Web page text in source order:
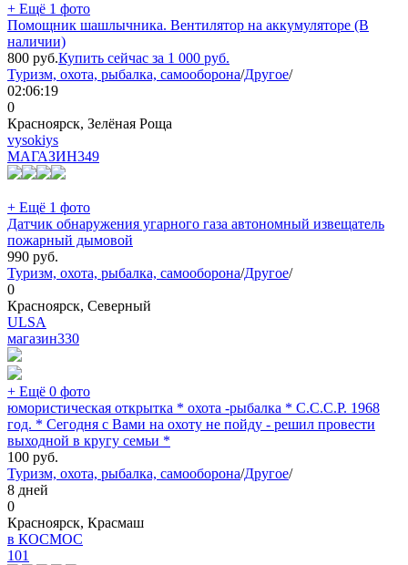
+ Ещё 1 фото
Помощник шашлычника. Вентилятор на аккумуляторе (В
наличии)
800 руб.Купить сейчас за 1 000 руб.
Туризм, охота, рыбалка, самооборона/Другое/
02:06:19
0
Красноярск, Зелёная Роща
vysokiys
МАГАЗИН349
+ Ещё 1 фото
Датчик обнаружения угарного газа автономный извещатель
пожарный дымовой
990 руб.
Туризм, охота, рыбалка, самооборона/Другое/
0
Красноярск, Северный
ULSA
магазин330
+ Ещё 0 фото
юмористическая открытка * охота -рыбалка * С.С.С.Р. 1968
год. * Сегодня с Вами на охоту не пойду - решил провести
выходной в кругу семьи *
100 руб.
Туризм, охота, рыбалка, самооборона/Другое/
8 дней
0
Красноярск, Красмаш
в КОСМОС
101